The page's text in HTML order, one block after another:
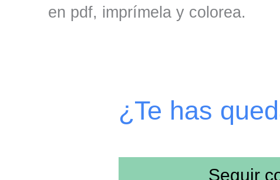
en pdf, imprímela y colorea.
¿Te has
Seguir